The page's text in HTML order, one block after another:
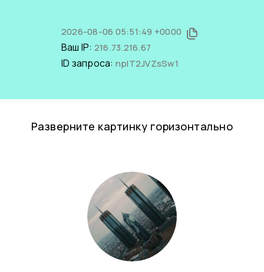
2026-08-06 05:51:49 +0000
Ваш IP: 216.73.216.67
ID запроса: npIT2JVZsSw1
Разверните картинку горизонтально